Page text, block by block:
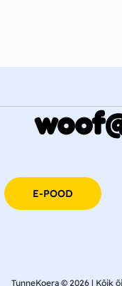
E-POOD
TunneKoera © 2026 | Kõik